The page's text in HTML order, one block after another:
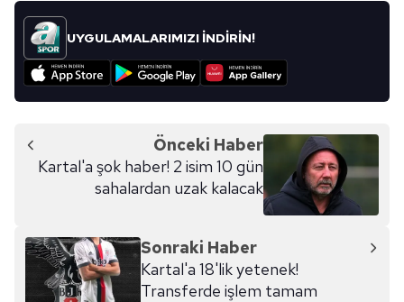
UYGULAMALARIMIZI İNDİRİN!
Önceki Haber
Kartal'a şok haber! 2 isim 10 gün
sahalardan uzak kalacak
Sonraki Haber
Kartal'a 18'lik yetenek!
Transferde işlem tamam